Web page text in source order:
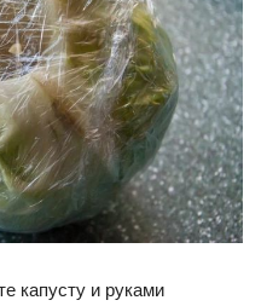
капусту и руками